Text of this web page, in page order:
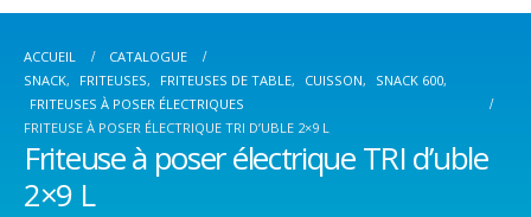
ACCUEIL
CATALOGUE
SNACK, FRITEUSES, FRITEUSES DE TABLE, CUISSON, SNACK 600,
FRITEUSES À POSER ÉLECTRIQUES
FRITEUSE À POSER ÉLECTRIQUE TRI D’UBLE 2×9 L
Friteuse à poser électrique TRI d’uble
2×9 L